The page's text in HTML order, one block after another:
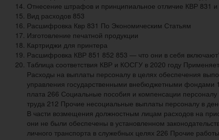
Отнесение штрафов и принципиальное отличие КВР 831
Вид расходов 853
Расшифровка Квр 831 По Экономическим Статьям
Изготовление печатной продукции
Картриджи для принтера
Расшифровка КВР 851 852 853 — что они в себя
Таблица соответствия КВР и КОСГУ в 2020 году
Расходы на выплаты персоналу в целях обеспечения
управления государственными внебюджетными фондами
плата 266 Социальные пособия и компенсации
труда 212 Прочие несоциальные выплаты персоналу в
В части возмещения должностным лицам расходов на
они не были обеспечены в установленном
личного транспорта в служебных целях 226 Прочие